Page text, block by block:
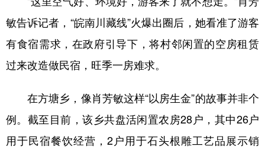
地方频道
北京 天津 河北
辽宁 吉林 上海 江苏
浙江 安徽 福建 江西
山东 河南 湖北 湖南
敏告诉记者，“皖南川藏线”火爆出圈后，她看准了游客
有食宿需求，在政府引导下，将村邻闲置的空房租赁
过来改造做民宿，旺季一房难求。
在方塘乡，像肖芳敏这样“以房生金”的故事并非个
例。截至目前，该乡共盘活闲置农房28户，其中26户
用于民宿餐饮经营，2户用于石头根雕工艺品展示销